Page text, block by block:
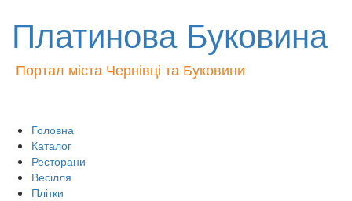
Платинова Буковина
Портал міста Чернівці та Буковини
Головна
Каталог
Ресторани
Весілля
Плітки